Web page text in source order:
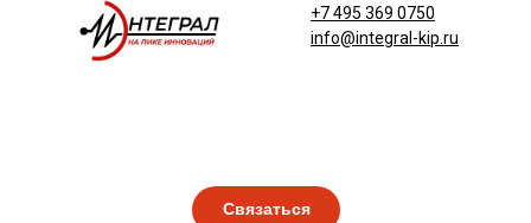
Связаться
+7 495 369 0750
info@integral-kip.ru